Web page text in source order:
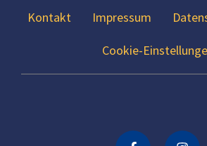
Kontakt Impressum
Cookie-